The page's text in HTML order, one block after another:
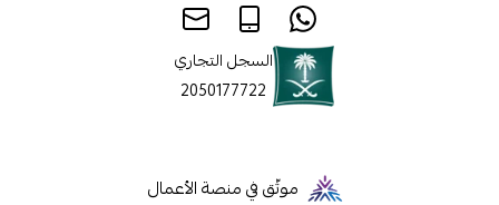
السجل التجاري
2050177722
موثّق في منصة الأعمال